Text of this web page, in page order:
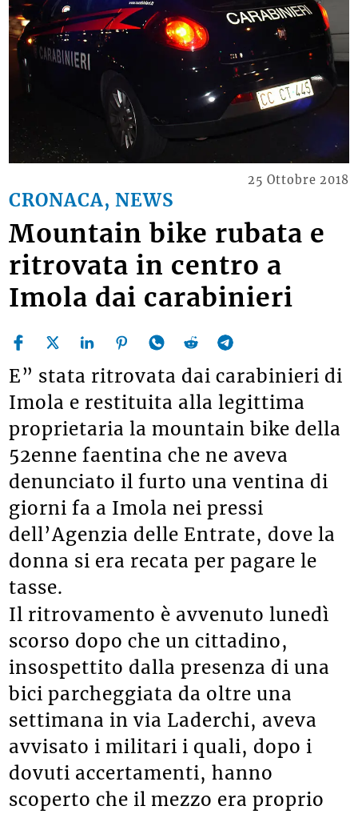
CRONACA, NEWS
25 Ottobre 2018
Mountain bike rubata e
ritrovata in centro a
Imola dai carabinieri
E” stata ritrovata dai carabinieri di
Imola e restituita alla legittima
proprietaria la mountain bike della
52enne faentina che ne aveva
denunciato il furto una ventina di
giorni fa a Imola nei pressi
dell’Agenzia delle Entrate, dove la
donna si era recata per pagare le
tasse.
Il ritrovamento è avvenuto lunedì
scorso dopo che un cittadino,
insospettito dalla presenza di una
bici parcheggiata da oltre una
settimana in via Laderchi, aveva
avvisato i militari i quali, dopo i
dovuti accertamenti, hanno
scoperto che il mezzo era proprio